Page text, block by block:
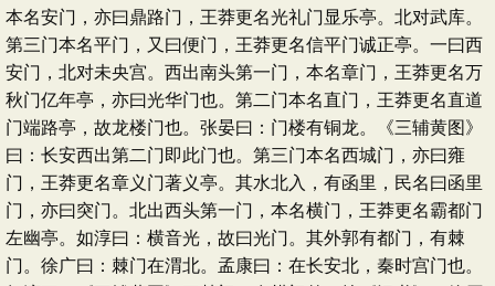
本名安门，亦曰鼎路门，王莽更名光礼门显乐亭。北对武库。
第三门本名平门，又曰便门，王莽更名信平门诚正亭。一曰西
安门，北对未央宫。西出南头第一门，本名章门，王莽更名万
秋门亿年亭，亦曰光华门也。第二门本名直门，王莽更名直道
门端路亭，故龙楼门也。张晏曰：门楼有铜龙。《三辅黄图》
曰：长安西出第二门即此门也。第三门本名西城门，亦曰雍
门，王莽更名章义门著义亭。其水北入，有函里，民名曰函里
门，亦曰突门。北出西头第一门，本名横门，王莽更名霸都门
左幽亭。如淳曰：横音光，故曰光门。其外郭有都门，有棘
门。徐广曰：棘门在渭北。孟康曰：在长安北，秦时宫门也。